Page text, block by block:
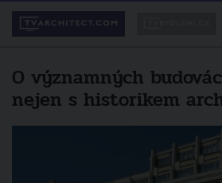
O významných
nejen s historikem